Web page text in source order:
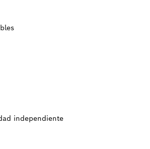
independiente